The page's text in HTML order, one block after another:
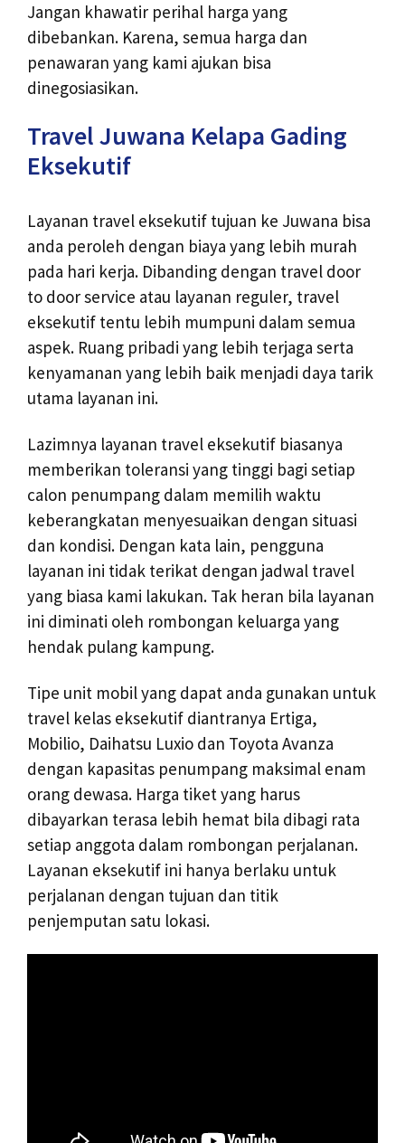
Jangan khawatir perihal harga yang
dibebankan. Karena, semua harga dan
penawaran yang kami ajukan bisa
dinegosiasikan.
Travel Juwana Kelapa Gading
Eksekutif
Layanan travel eksekutif tujuan ke Juwana bisa
anda peroleh dengan biaya yang lebih murah
pada hari kerja. Dibanding dengan travel door
to door service atau layanan reguler, travel
eksekutif tentu lebih mumpuni dalam semua
aspek. Ruang pribadi yang lebih terjaga serta
kenyamanan yang lebih baik menjadi daya tarik
utama layanan ini.
Lazimnya layanan travel eksekutif biasanya
memberikan toleransi yang tinggi bagi setiap
calon penumpang dalam memilih waktu
keberangkatan menyesuaikan dengan situasi
dan kondisi. Dengan kata lain, pengguna
layanan ini tidak terikat dengan jadwal travel
yang biasa kami lakukan. Tak heran bila layanan
ini diminati oleh rombongan keluarga yang
hendak pulang kampung.
Tipe unit mobil yang dapat anda gunakan untuk
travel kelas eksekutif diantranya Ertiga,
Mobilio, Daihatsu Luxio dan Toyota Avanza
dengan kapasitas penumpang maksimal enam
orang dewasa. Harga tiket yang harus
dibayarkan terasa lebih hemat bila dibagi rata
setiap anggota dalam rombongan perjalanan.
Layanan eksekutif ini hanya berlaku untuk
perjalanan dengan tujuan dan titik
penjemputan satu lokasi.